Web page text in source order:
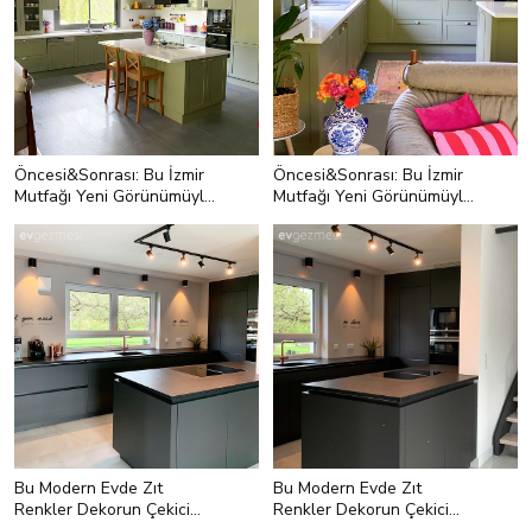
Öncesi&Sonrası: Bu İzmir
Mutfağı Yeni Görünümüyle
Öncesi&Sonrası: Bu İzmir
Mutfağı Yeni Görünümüyle
Bu Modern Evde Zıt
Renkler Dekorun Çekici
Bu Modern Evde Zıt
Renkler Dekorun Çekici